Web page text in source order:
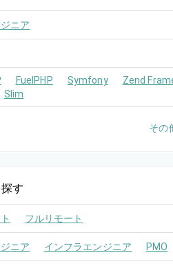
ニア
FuelPHP Symfony Zend
Slim
その
す
フルリモート
ニア インフラエンジニア PMO